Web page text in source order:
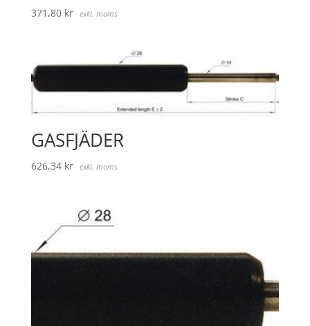
371,80 kr exkl. moms
GASFJÄDER
626,34 kr exkl. moms